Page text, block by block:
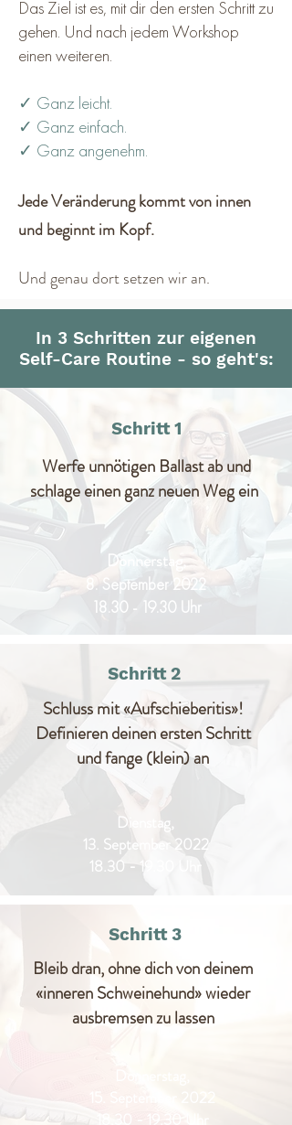
Das Ziel ist es, mit dir den ersten Schritt zu
gehen. Und nach jedem Workshop
einen weiteren.
✓ Ganz leicht.
✓ Ganz einfach.
✓ Ganz angenehm.
Jede Veränderung kommt von innen
und beginnt im Kopf.
Und genau dort setzen wir an.
In 3 Schritten zur eigenen
Self-Care Routine - so geht's:
Schritt 1
Werfe unnötigen Ballast ab und
schlage einen ganz neuen Weg ein
Donnerstag,
8. September 2022
18.30 - 19.30 Uhr
Schritt 2
Schluss mit «Aufschieberitis»!
Definieren deinen ersten Schritt
und fange (klein) an
Dienstag,
13. September 2022
18.30 - 19.30
Uhr
Schritt 3
Bleib dran, ohne dich von deinem
«inneren Schweinehund» wieder
ausbremsen zu lassen